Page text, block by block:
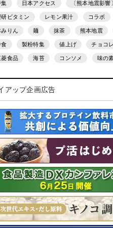
集 日本アクセス 〔熊本地震影響
研ビタミン レモン果汁 コラボ
みりん 麺 抹茶 熊本地震
食 製粉特集 値上げ チョコ
菱食品 海苔 コンソメ 味の
アップ企画広告